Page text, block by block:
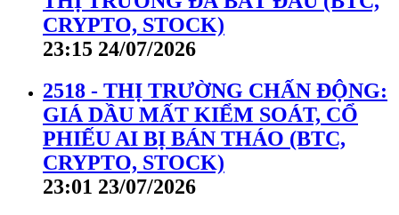
CRYPTO, STOCK)
23:15 24/07/2026
2518 - THỊ TRƯỜNG CHẤN ĐỘNG:
GIÁ DẦU MẤT KIỂM SOÁT, CỔ
PHIẾU AI BỊ BÁN THÁO (BTC,
CRYPTO, STOCK)
23:01 23/07/2026